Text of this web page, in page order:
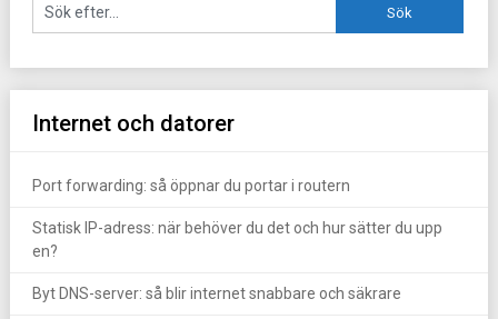
Internet och datorer
Port forwarding: så öppnar du portar i routern
Statisk IP-adress: när behöver du det och hur sätter du upp
en?
Byt DNS-server: så blir internet snabbare och säkrare